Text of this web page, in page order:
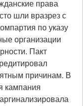
права
шли вразрез с
по указу
организации
Пакт
причинам. В
кампания